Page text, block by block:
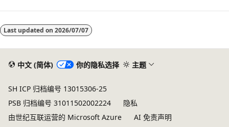
Last updated on 2026/07/07
中文 (简体) 你的隐私选择 主题
SH ICP 归档编号 13015306-25
PSB 归档编号 31011502002224
隐私
由世纪互联运营的 Microsoft Azure
AI 免责声明